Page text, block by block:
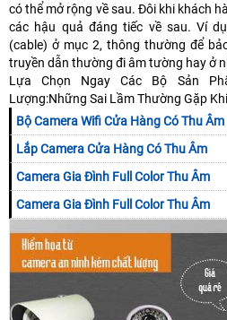
có thể mở rộng về sau. Đôi khi khách
các hậu quả đáng tiếc về sau. Ví
(cable) ở mục 2, thông thường để
truyền dẫn thường đi âm tường hay ở
Lựa Chọn Ngay Các Bộ Sản
Lượng:Những Sai Lầm Thường Gặp
Bộ Camera Wifi Cửa Hàng Có Thu Âm
Lắp Camera Cửa Hàng Có Thu Âm
Camera Gia Đình Full Color Thu Âm
Camera Gia Đình Full Color Thu Âm